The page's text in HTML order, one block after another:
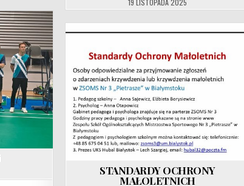
STANDARDY OCHRONY
MAŁOLETNICH